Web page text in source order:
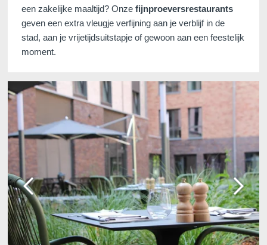
een zakelijke maaltijd? Onze fijnproeversrestaurants
geven een extra vleugje verfijning aan je verblijf in de
stad, aan je vrijetijdsuitstapje of gewoon aan een feestelijk
moment.